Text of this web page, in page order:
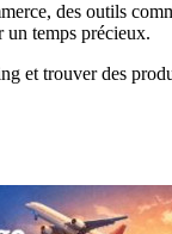
des outils
un temps précieux.
et trouver des